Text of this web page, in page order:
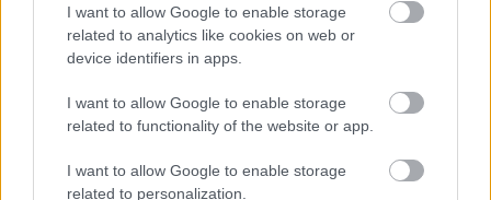
I want to allow Google to enable storage
related to analytics like cookies on web or
device identifiers in apps.
I want to allow Google to enable storage
related to functionality of the website or app.
I want to allow Google to enable storage
related to personalization.
αλλάζει στο πρόγραμμα
Σωφρονιστικά καταστήματα: 416
αίτηση